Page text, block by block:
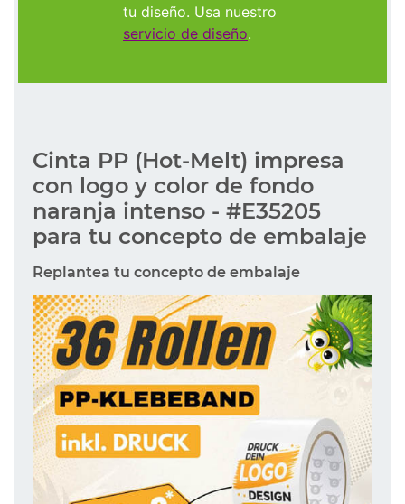
tu diseño. Usa nuestro
servicio de diseño.
Cinta PP (Hot-Melt) impresa
con logo y color de fondo
naranja intenso - #E35205
para tu concepto de embalaje
Replantea tu concepto de embalaje